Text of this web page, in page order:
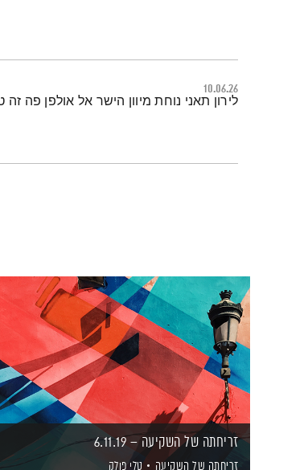
10.06.26
תמצית הפודקאסט
לירון תאני נוחת מיוון הישר אל אולפן
זריחתה של השקיעה – 6.11.19
זריחתה של השקיעה טלי פולק